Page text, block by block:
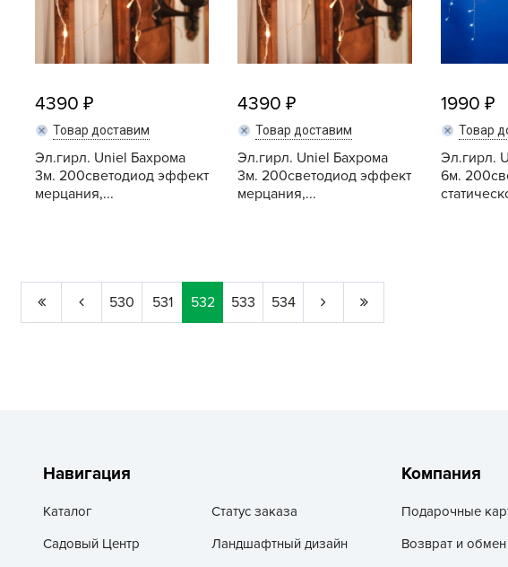
4390
Товар доставим
Эл.гирл. Uniel Бахрома
3м. 200светодиод эффект
мерцания,...
4390
Товар доставим
Эл.гирл. Uniel Бахрома
3м. 200светодиод эффект
мерцания,...
1990
Товар
Эл.гирл.
6м.
530 531 532 533 534
Навигация
Каталог
Статус заказа
Садовый Центр
Ландшафтный дизайн
Компания
Подарочные
Возврат и обмен